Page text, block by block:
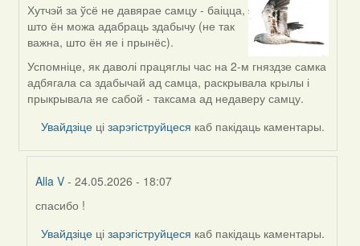
In
reply
to
by
Alla
V
Хутчэй за ўсё не давярае самцу - баіцца,
што ён можа адабраць здабычу (не так
важна, што ён яе і прынёс).
Успомніце, як даволі працяглы час на 2-м гняздзе самка
адбягала са здабычай ад самца, раскрывала крылы і
прыкрывала яе сабой - таксама ад недаверу самцу.
Увайдзіце цізарэгіструйцеся каб пакідаць каментары.
Alla V - 24.05.2026 - 18:07
In
reply
спасибо !
Увайдзіце цізарэгіструйцеся каб пакідаць каментары.